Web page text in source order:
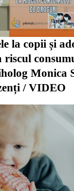
la copii și
riscul
Monica
/ VIDEO